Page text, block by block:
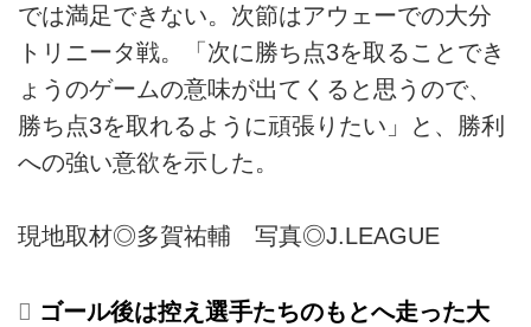
では満足できない。次節はアウェーでの大分
トリニータ戦。「次に勝ち点3を取ることでき
ょうのゲームの意味が出てくると思うので、
勝ち点3を取れるように頑張りたい」と、勝利
への強い意欲を示した。
現地取材◎多賀祐輔 写真◎J.LEAGUE
ゴール後は控え選手たちのもとへ走った大